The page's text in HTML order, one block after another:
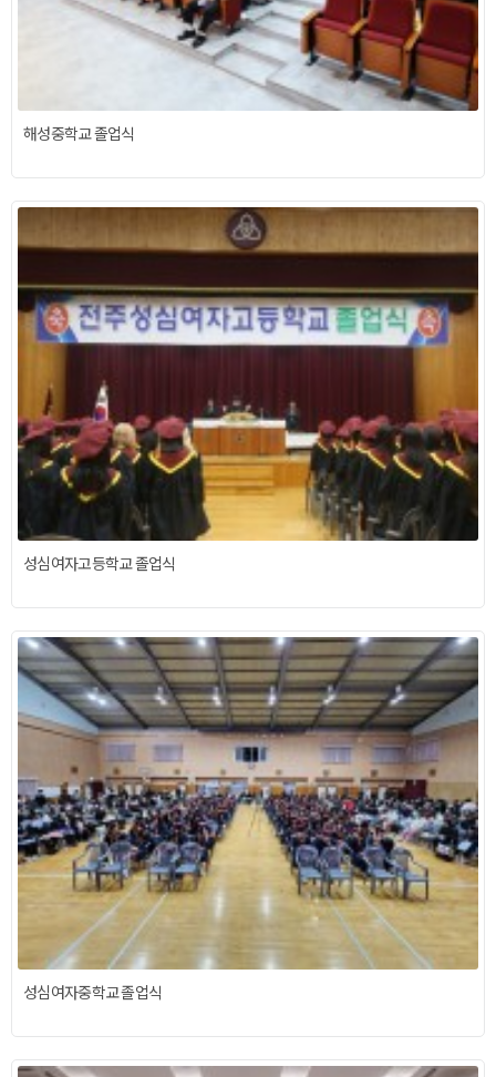
해성중학교 졸업식
성심여자고등학교 졸업식
성심여자중학교 졸업식